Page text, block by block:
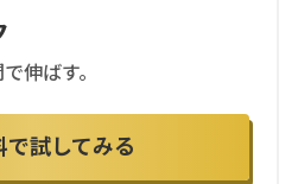
伸ばす。
で試してみる